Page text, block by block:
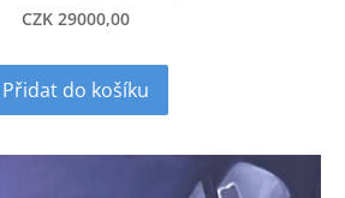
CZK 29000,00
Přidat do košíku